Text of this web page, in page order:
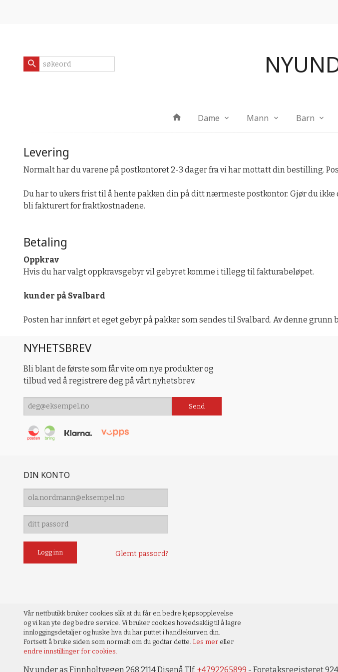
Dame Mann Barn
Levering
Normalt har du varene på postkontoret 2-3 dager fra vi har mottatt din bestilling.
Du har to ukers frist til å hente pakken din på ditt nærmeste postkontor. Gjør du
bli fakturert for fraktkostnadene.
Betaling
Oppkrav
Hvis du har valgt oppkravsgebyr vil gebyret komme i tillegg til fakturabeløpet.
kunder på Svalbard
Posten har innført et eget gebyr på pakker som sendes til Svalbard. Av denne
NYHETSBREV
Bli blant de første som får vite om nye produkter og
tilbud ved å registrere deg på vårt nyhetsbrev.
DIN KONTO
Glemt passord?
Vår nettbutikk bruker cookies slik at du får en bedre kjøpsopplevelse
og vi kan yte deg bedre service. Vi bruker cookies hovedsaklig til å lagre
innloggingsdetaljer og huske hva du har puttet i handlekurven din.
Fortsett å bruke siden som normalt om du godtar dette. Les mer eller
endre innstillinger for cookies.
Ny under as Finnholtvegen 268 2114 Disenå Tlf. +4792265899 - Foretaksregisteret